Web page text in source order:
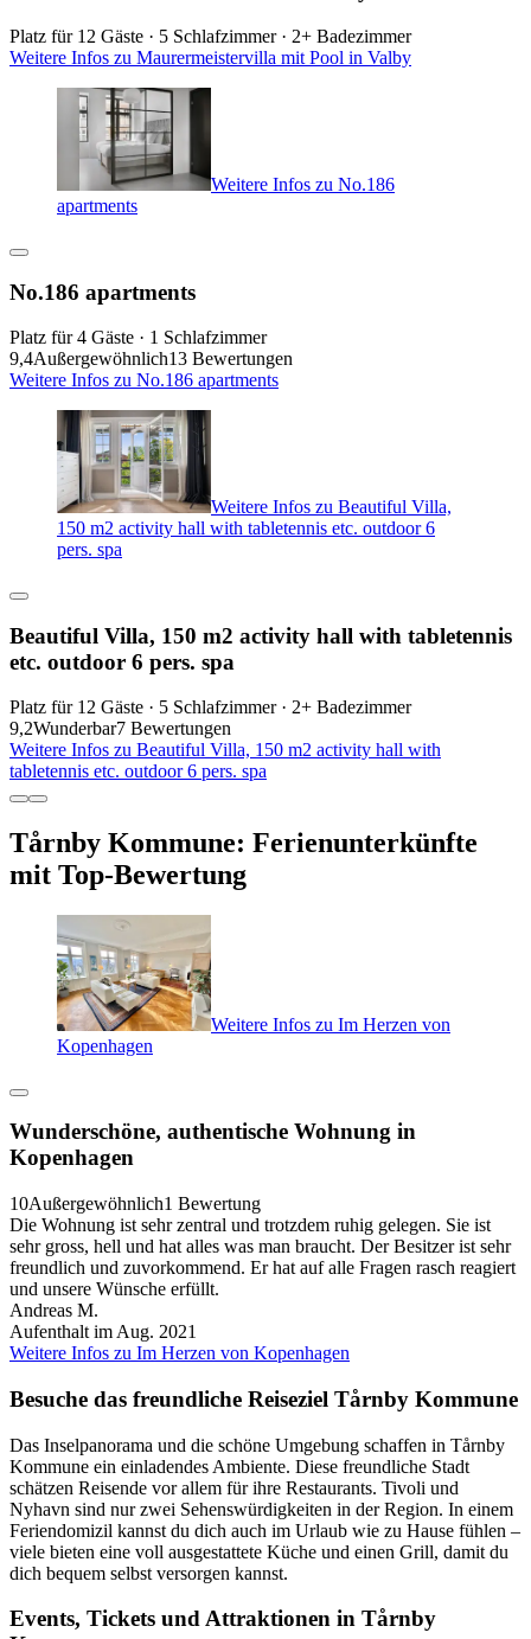
Platz für 12 Gäste · 5 Schlafzimmer · 2+ Badezimmer
Weitere Infos zu Maurermeistervilla mit Pool in Valby
Weitere Infos zu No.186
apartments
No.186 apartments
Platz für 4 Gäste · 1 Schlafzimmer
9,4Außergewöhnlich13 Bewertungen
Weitere Infos zu No.186 apartments
Weitere Infos zu Beautiful Villa,
150 m2 activity hall with tabletennis etc. outdoor 6
pers. spa
Beautiful Villa, 150 m2 activity hall with tabletennis
etc. outdoor 6 pers. spa
Platz für 12 Gäste · 5 Schlafzimmer · 2+ Badezimmer
9,2Wunderbar7 Bewertungen
Weitere Infos zu Beautiful Villa, 150 m2 activity hall with
tabletennis etc. outdoor 6 pers. spa
Tårnby Kommune: Ferienunterkünfte
mit Top-Bewertung
Weitere Infos zu Im Herzen von
Kopenhagen
Wunderschöne, authentische Wohnung in
Kopenhagen
10Außergewöhnlich1 Bewertung
Die Wohnung ist sehr zentral und trotzdem ruhig gelegen. Sie ist
sehr gross, hell und hat alles was man braucht. Der Besitzer ist sehr
freundlich und zuvorkommend. Er hat auf alle Fragen rasch reagiert
und unsere Wünsche erfüllt.
Andreas M.
Aufenthalt im Aug. 2021
Weitere Infos zu Im Herzen von Kopenhagen
Besuche das freundliche Reiseziel Tårnby Kommune
Das Inselpanorama und die schöne Umgebung schaffen in Tårnby
Kommune ein einladendes Ambiente. Diese freundliche Stadt
schätzen Reisende vor allem für ihre Restaurants. Tivoli und
Nyhavn sind nur zwei Sehenswürdigkeiten in der Region. In einem
Feriendomizil kannst du dich auch im Urlaub wie zu Hause fühlen –
viele bieten eine voll ausgestattete Küche und einen Grill, damit du
dich bequem selbst versorgen kannst.
Events, Tickets und Attraktionen in Tårnby